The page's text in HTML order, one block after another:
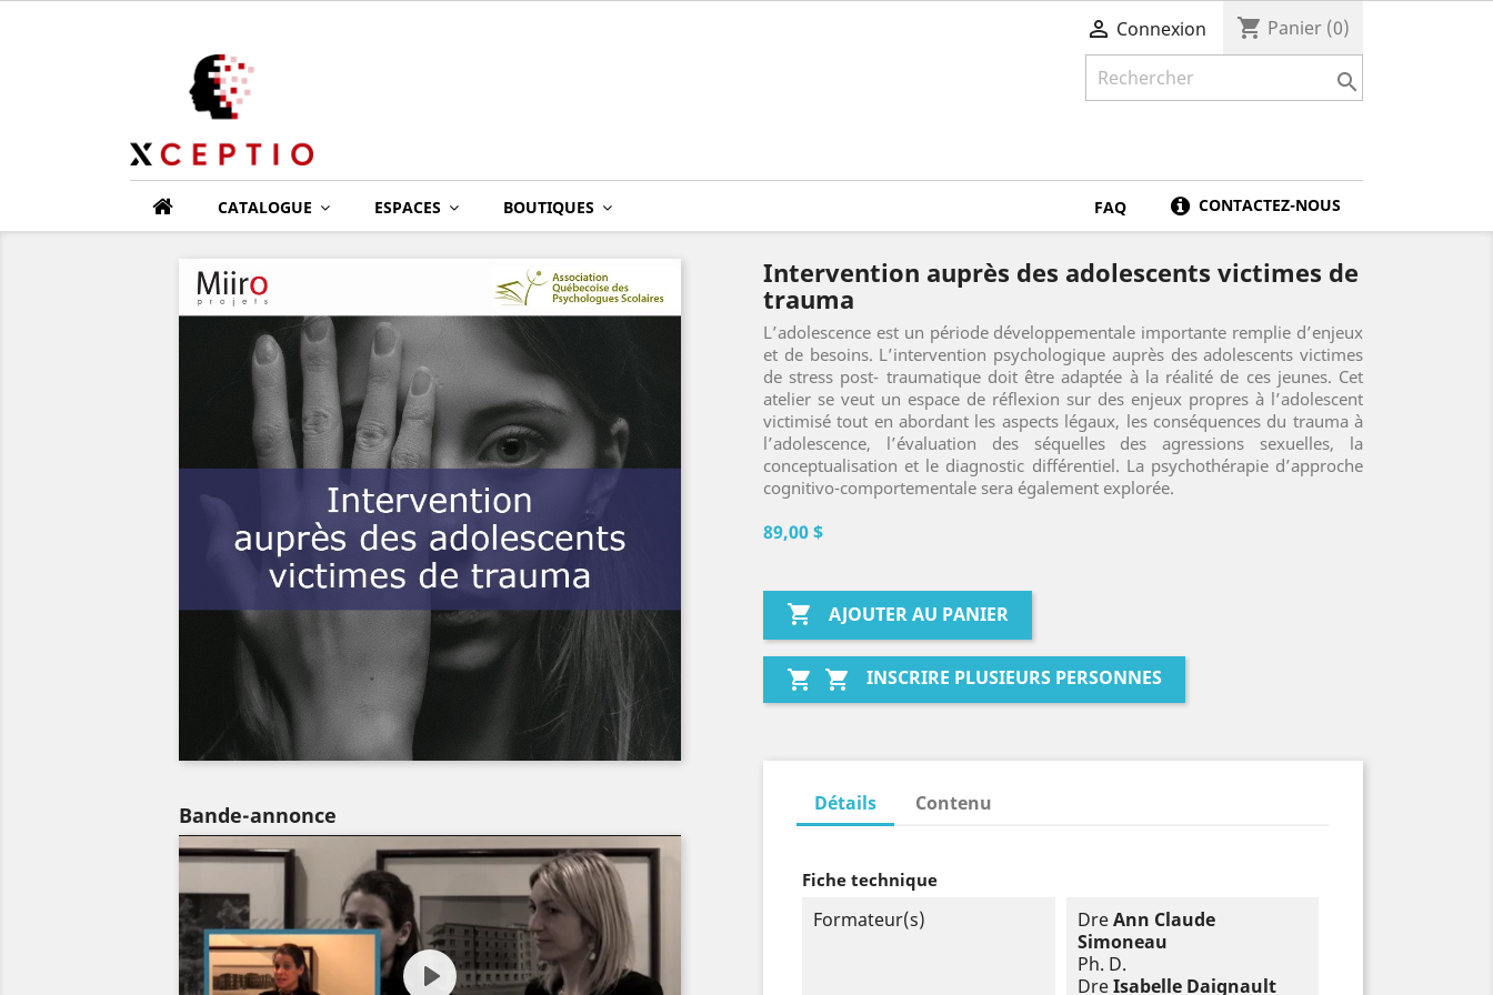
 Connexion shopping_cart Panier (0)

CATALOGUE ESPACES CONTACTEZ-NOUS
FAQ
BOUTIQUES
Bande-annonce
Intervention auprès des adolescents victimes de
trauma
L’adolescence est un période développementale importante remplie d’enjeux
et de besoins. L’intervention psychologique auprès des adolescents victimes
de stress post- traumatique doit être adaptée à la réalité de ces jeunes. Cet
atelier se veut un espace de réflexion sur des enjeux propres à l’adolescent
victimisé tout en abordant les aspects légaux, les conséquences du trauma à
l’adolescence, l’évaluation des séquelles des agressions sexuelles, la
conceptualisation et le diagnostic différentiel. La psychothérapie d’approche
cognitivo-comportementale sera également explorée.
89,00 $
 AJOUTER AU PANIER
  INSCRIRE PLUSIEURS PERSONNES
Détails Contenu
Fiche technique
Formateur(s) DreAnn Claude
Simoneau
Ph. D.
DreIsabelle Daignault